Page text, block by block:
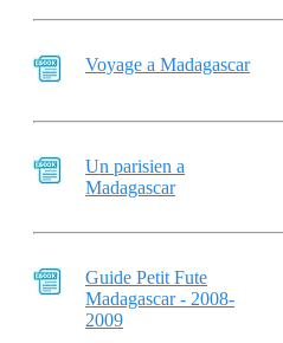
Voyage a Madagascar
Un parisien a
Madagascar
Guide Petit Fute
Madagascar - 2008-
2009